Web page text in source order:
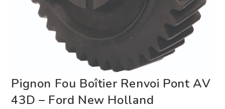
Pignon Fou Boîtier Renvoi Pont AV
43D – Ford New Holland